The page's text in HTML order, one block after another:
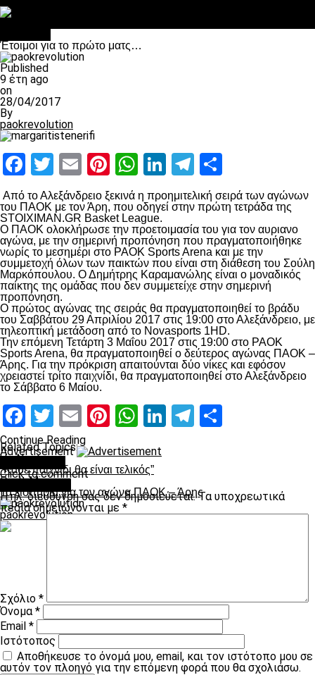
Έτοιμοι για το πρώτο ματς…
Published
9 έτη ago
on
28/04/2017
By
paokrevolution
Facebook
Twitter
EmailPinterest
WhatsApp
LinkedIn
Telegram
Από το Αλεξάνδρειο ξεκινά η προημιτελική σειρά των αγώνων
του ΠΑΟΚ με τον Άρη, που οδηγεί στην πρώτη τετράδα της
STOIXIMAN.GR Basket League.
Ο ΠΑΟΚ ολοκλήρωσε την προετοιμασία του για τον αυριανο
αγώνα, με την σημερινή προπόνηση που πραγματοποιήθηκε
νωρίς το μεσημέρι στο PAOK Sports Arena και με την
συμμετοχή όλων των παικτών που είναι στη διάθεση του Σούλη
Μαρκόπουλου. Ο Δημήτρης Καραμανώλης είναι ο μοναδικός
παίκτης της ομάδας που δεν συμμετείχε στην σημερινή
προπόνηση.
Ο πρώτος αγώνας της σειράς θα πραγματοποιηθεί το βράδυ
του Σαββάτου 29 Απριλίου 2017 στις 19:00 στο Αλεξάνδρειο, με
τηλεοπτική μετάδοση από το Novasports 1HD.
Την επόμενη Τετάρτη 3 Μαΐου 2017 στις 19:00 στο PAOK
Sports Arena, θα πραγματοποιηθεί ο δεύτερος αγώνας ΠΑΟΚ –
Άρης. Για την πρόκριση απαιτούνται δύο νίκες και εφόσον
χρειαστεί τρίτο παιχνίδι, θα πραγματοποιηθεί στο Αλεξάνδρειο
το Σάββατο 6 Μαίου.
Facebook
Twitter
EmailPinterest
WhatsApp
LinkedIn
Telegram
Related Topics:
Up Next
“Κάθε παιχνίδι θα είναι τελικός”
Don't Miss
Τα εισιτήρια για τον αγώνα ΠΑΟΚ – Άρης
paokrevolution
Continue Reading
Advertisement
Click to comment
Η ηλ. διεύθυνση σας δεν δημοσιεύεται. Τα υποχρεωτικά
πεδία σημειώνονται με *
Σχόλιο *
Όνομα*
Email *
Ιστότοπος
Αποθήκευσε το όνομά μου, email, και τον ιστότοπο μου σε
αυτόν τον πλοηγό για την επόμενη φορά που θα σχολιάσω.